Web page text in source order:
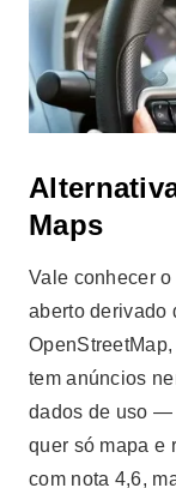
Maps
Vale conhecer o
aberto derivado
tem anúncios
dados de uso —
quer só mapa e
com nota 4,6,